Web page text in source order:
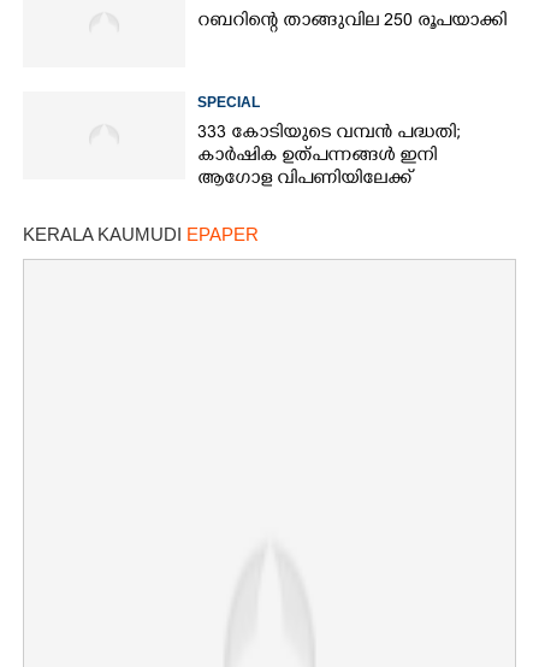
റബറിന്റെ താങ്ങുവില 250 രൂപയാക്കി
SPECIAL
333 കോടിയുടെ വമ്പന്‍ പദ്ധതി;
കാര്‍ഷിക ഉത്പന്നങ്ങള്‍ ഇനി
ആഗോള വിപണിയിലേക്ക്
KERALA KAUMUDI EPAPER